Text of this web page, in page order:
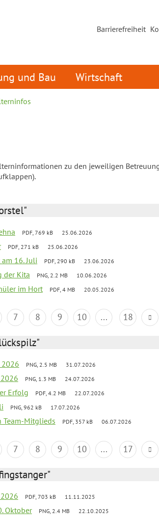
Barrierefreiheit
und Bau Wirtschaft
zu den jeweiligen
PDF, 769 kB 25.06.2026
PDF, 271 kB 25.06.2026
16. Juli PDF, 290 kB 23.06.2026
der Kita PNG, 2.2 MB 10.06.2026
im Hort PDF, 4 MB 20.05.2026
7 8 9 10 ... 18
2026 PNG, 2.5 MB 31.07.2026
PNG, 1.3 MB 24.07.2026
Erfolg PDF, 4.2 MB 22.07.2026
PNG, 962 kB 17.07.2026
Team-Mitglieds PDF, 357 kB 06.07.2026
7 8 9 10 ... 17
PDF, 703 kB 11.11.2025
Oktober PNG, 2.4 MB 22.10.2025